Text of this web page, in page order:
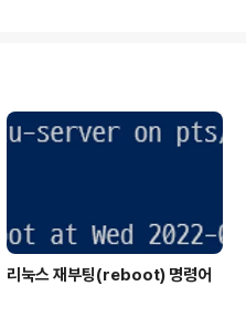
표시됩니다.
합니다. 2. 화
도구를 빠르
축키는 Win
래..
리눅스 재부팅(reboot) 명령어